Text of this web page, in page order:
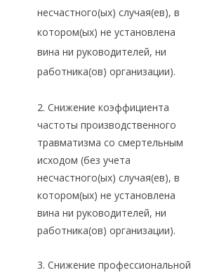
несчастного(ых) случая(ев), в
котором(ых) не установлена
вина ни руководителей, ни
работника(ов) организации).
2. Снижение коэффициента
частоты производственного
травматизма со смертельным
исходом (без учета
несчастного(ых) случая(ев), в
котором(ых) не установлена
вина ни руководителей, ни
работника(ов) организации).
3. Снижение профессиональной